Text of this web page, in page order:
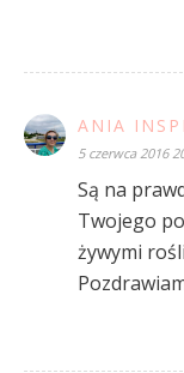
ANIA
5 czerwca 2016
Są na
Twojego
żywymi